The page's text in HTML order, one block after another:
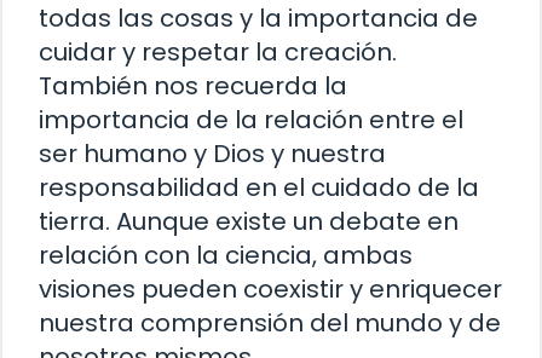
todas las cosas y la importancia de
cuidar y respetar la creación.
También nos recuerda la
importancia de la relación entre el
ser humano y Dios y nuestra
responsabilidad en el cuidado de la
tierra. Aunque existe un debate en
relación con la ciencia, ambas
visiones pueden coexistir y enriquecer
nuestra comprensión del mundo y de